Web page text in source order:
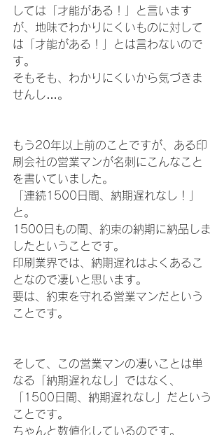
しては「才能がある！」と言います
が、地味でわかりにくいものに対して
は「才能がある！」とは言わないので
す。
そもそも、わかりにくいから気づきま
せんし…。
もう20年以上前のことですが、ある印
刷会社の営業マンが名刺にこんなこと
を書いていました。
「連続1500日間、納期遅れなし！」
と。
1500日もの間、約束の納期に納品しま
したということです。
印刷業界では、納期遅れはよくあるこ
となので凄いと思います。
要は、約束を守れる営業マンだという
ことです。
そして、この営業マンの凄いことは単
なる「納期遅れなし」ではなく、
「1500日間、納期遅れなし」だという
ことです。
ちゃんと数値化しているのです。